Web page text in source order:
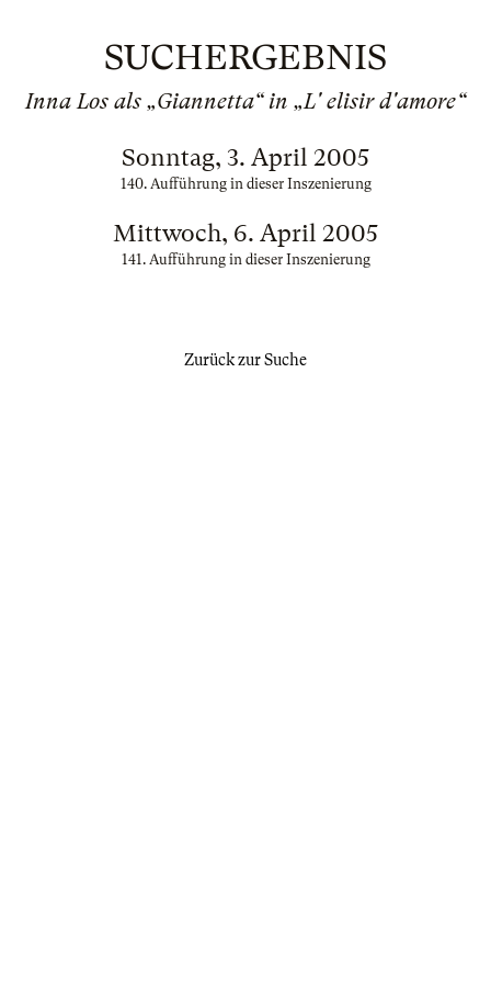
SUCHERGEBNIS
Inna Los als „Giannetta“ in „L' elisir d'amore“
Sonntag, 3. April 2005
140. Aufführung in dieser Inszenierung
Mittwoch, 6. April 2005
141. Aufführung in dieser Inszenierung
Zurück zur Suche